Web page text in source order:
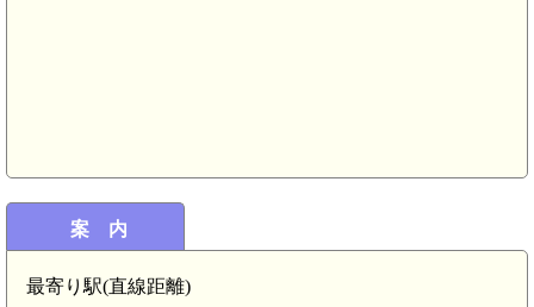
案 内
最寄り駅(直線距離)